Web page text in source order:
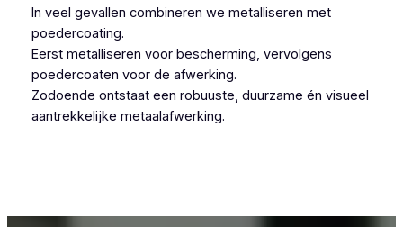
In veel gevallen combineren we metalliseren met
poedercoating.
Eerst metalliseren voor bescherming, vervolgens
poedercoaten voor de afwerking.
Zodoende ontstaat een robuuste, duurzame én visueel
aantrekkelijke metaalafwerking.